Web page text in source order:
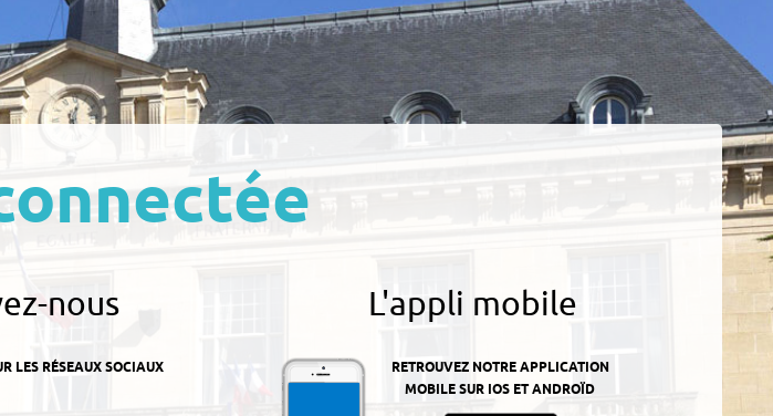
nous
LES RÉSEAUX SOCIAUX
L'appli mobile
RETROUVEZ NOTRE APPLICATION
MOBILE SUR IOS ET ANDROÏD